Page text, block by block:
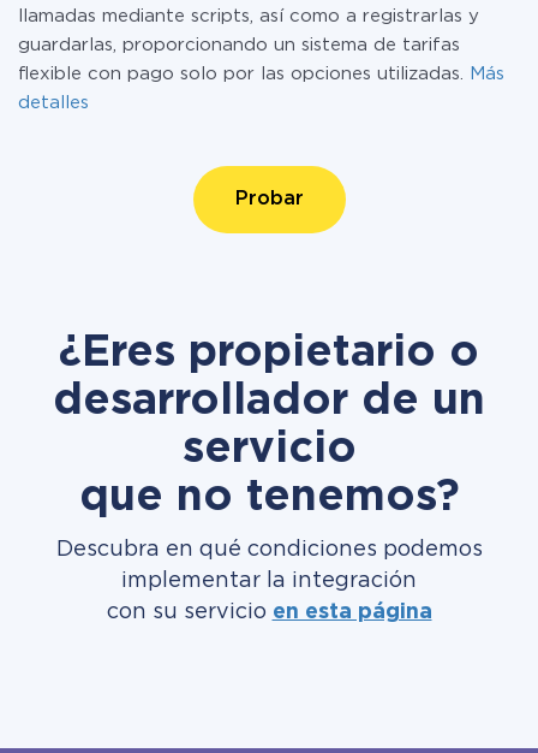
llamadas mediante scripts, así como a registrarlas y
guardarlas, proporcionando un sistema de tarifas
flexible con pago solo por las opciones utilizadas.
Más
detalles
Probar
¿Eres propietario o
desarrollador de un
servicio
que no tenemos?
Descubra en qué condiciones podemos
implementar la integración
con su servicio en esta página